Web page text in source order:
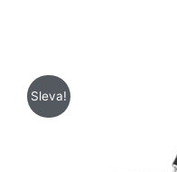
Sleva!